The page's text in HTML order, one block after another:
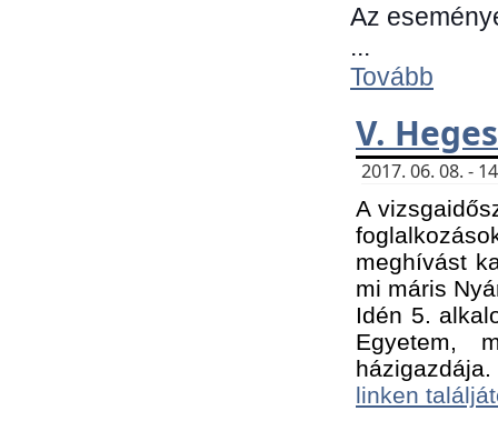
Az
...
Tovább
V.
2017. 06. 08. -
A
meghívást
mi máris
Idén 5.
Egyetem,
linken